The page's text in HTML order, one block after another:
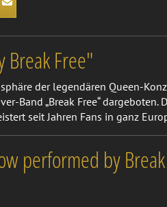
Break Free"
der legendären Queen-
Band „Break Free“
seit Jahren Fans in ganz
performed by